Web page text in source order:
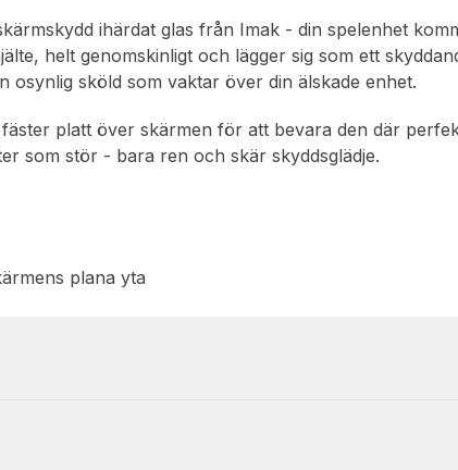
ihärdat glas från Imak - din spelenhet
helt genomskinligt och lägger sig som ett
osynlig sköld som vaktar över din älskade enhet.
platt över skärmen för att bevara den där
som stör - bara ren och skär skyddsglädje.
plana yta